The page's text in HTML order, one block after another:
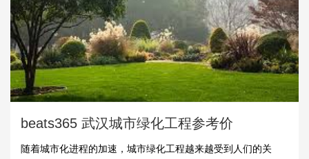
beats365 武汉城市绿化工程参考价
随着城市化进程的加速，城市绿化工程越来越受到人们的关